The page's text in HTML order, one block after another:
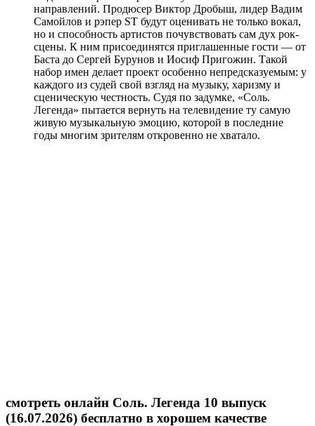
направлений. Продюсер Виктор Дробыш, лидер Вадим
Самойлов и рэпер ST будут оценивать не только вокал,
но и способность артистов почувствовать сам дух рок-
сцены. К ним присоединятся приглашенные гости — от
Баста до Сергей Бурунов и Иосиф Пригожин. Такой
набор имен делает проект особенно непредсказуемым: у
каждого из судей свой взгляд на музыку, харизму и
сценическую честность. Судя по задумке, «Соль.
Легенда» пытается вернуть на телевидение ту самую
живую музыкальную эмоцию, которой в последние
годы многим зрителям откровенно не хватало.
смотреть онлайн Соль. Легенда 10 выпуск
(16.07.2026) бесплатно в хорошем качестве